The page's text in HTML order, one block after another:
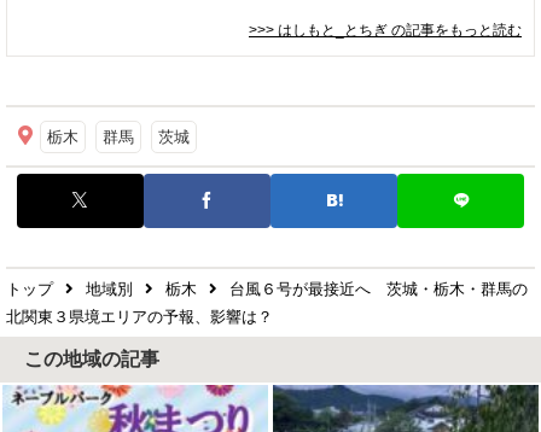
>>> はしもと_とちぎ の記事をもっと読む
栃木 群馬 茨城
トップ 地域別 栃木
台風６号が最接近へ 茨城・栃木・群馬の
北関東３県境エリアの予報、影響は？
この地域の記事